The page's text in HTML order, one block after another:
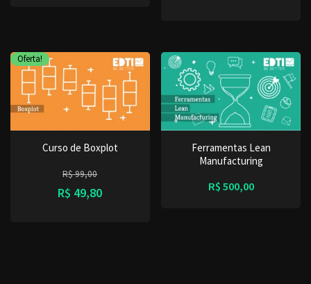
Oferta!
Curso de Boxplot
R$99,00
R$ 49,80
Ferramentas Lean
Manufacturing
R$500,00